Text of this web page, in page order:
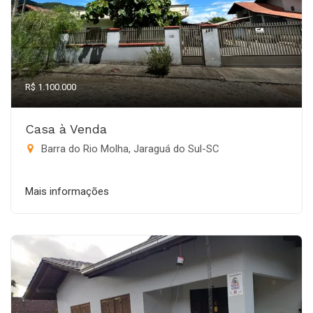
R$ 1.100.000
Casa à Venda
Barra do Rio Molha, Jaraguá do Sul-SC
Mais informações